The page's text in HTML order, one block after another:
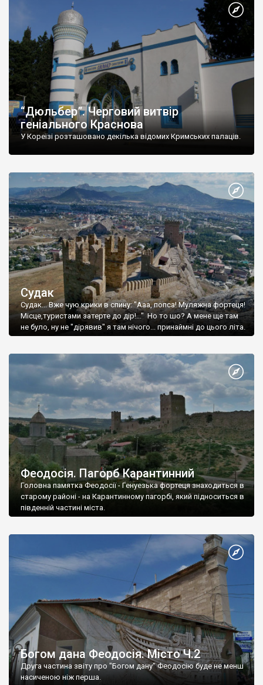
“Дюльбер”. Черговий витвір
геніального Краснова
У Кореїзі розташовано декілька відомих Кримських палаців.
Судак
Судак... Вже чую крики в спину: "Ааа, попса! Муляжна фортеця!
Місце,туристами затерте до дір!..." Но то шо? А мене ще там
не було, ну не "дірявив" я там нічого... принаймні до цього літа.
Феодосія. Пагорб Карантинний
Головна памятка Феодосії - Генуезька фортеця знаходиться в
старому районі - на Карантинному пагорбі, який підноситься в
південній частині міста.
Богом дана Феодосія. Місто Ч.2
Друга частина звіту про "Богом дану" Феодосію буде не менш
насиченою ніж перша.